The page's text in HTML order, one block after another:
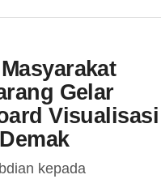
Gelar
Visualisasi
kepada